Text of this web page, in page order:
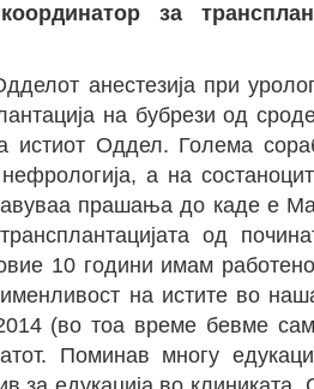
за
анестезија при
на бубрези од
Оддел. Голема
нефрологија, a на
прашања до каде е
од
10 години имам
на истите во
(во тоа време бевме
Поминав многу